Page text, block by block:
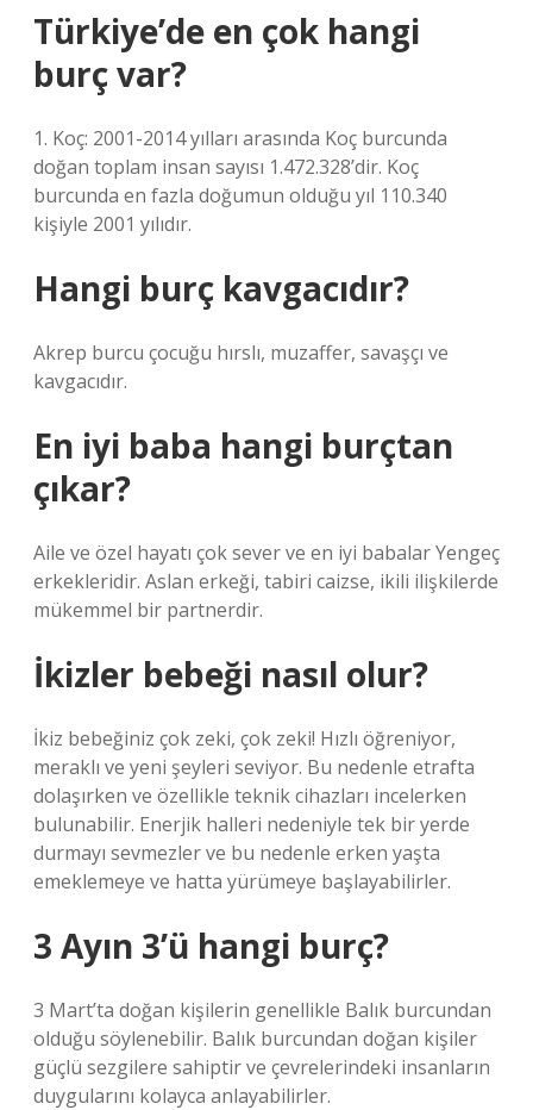
Türkiye’de en çok hangi
burç var?
1. Koç: 2001-2014 yılları arasında Koç burcunda
doğan toplam insan sayısı 1.472.328’dir. Koç
burcunda en fazla doğumun olduğu yıl 110.340
kişiyle 2001 yılıdır.
Hangi burç kavgacıdır?
Akrep burcu çocuğu hırslı, muzaffer, savaşçı ve
kavgacıdır.
En iyi baba hangi burçtan
çıkar?
Aile ve özel hayatı çok sever ve en iyi babalar Yengeç
erkekleridir. Aslan erkeği, tabiri caizse, ikili ilişkilerde
mükemmel bir partnerdir.
İkizler bebeği nasıl olur?
İkiz bebeğiniz çok zeki, çok zeki! Hızlı öğreniyor,
meraklı ve yeni şeyleri seviyor. Bu nedenle etrafta
dolaşırken ve özellikle teknik cihazları incelerken
bulunabilir. Enerjik halleri nedeniyle tek bir yerde
durmayı sevmezler ve bu nedenle erken yaşta
emeklemeye ve hatta yürümeye başlayabilirler.
3 Ayın 3’ü hangi burç?
3 Mart’ta doğan kişilerin genellikle Balık burcundan
olduğu söylenebilir. Balık burcundan doğan kişiler
güçlü sezgilere sahiptir ve çevrelerindeki insanların
duygularını kolayca anlayabilirler.